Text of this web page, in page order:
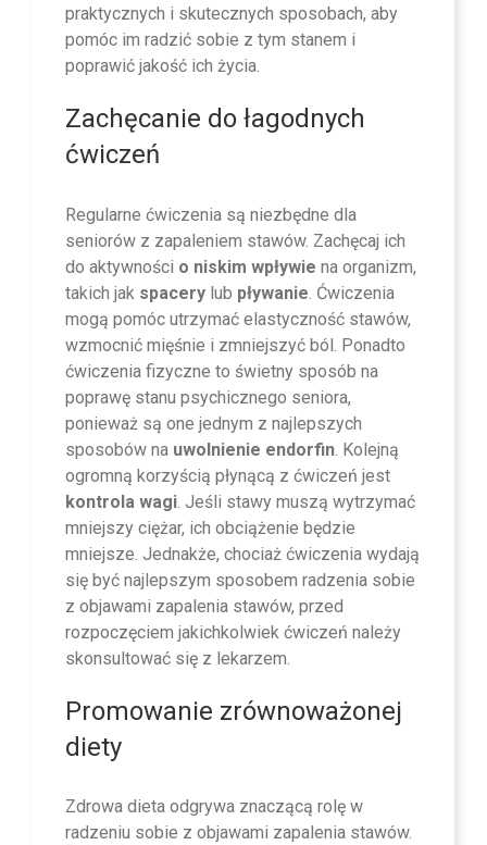
praktycznych i skutecznych sposobach, aby
pomóc im radzić sobie z tym stanem i
poprawić jakość ich życia.
Zachęcanie do łagodnych
ćwiczeń
Regularne ćwiczenia są niezbędne dla
seniorów z zapaleniem stawów. Zachęcaj ich
do aktywności o niskim wpływie na organizm,
takich jak spacery lub pływanie . Ćwiczenia
mogą pomóc utrzymać elastyczność stawów,
wzmocnić mięśnie i zmniejszyć ból. Ponadto
ćwiczenia fizyczne to świetny sposób na
poprawę stanu psychicznego seniora,
ponieważ są one jednym z najlepszych
sposobów na uwolnienie endorfin . Kolejną
ogromną korzyścią płynącą z ćwiczeń jest
kontrola wagi . Jeśli stawy muszą wytrzymać
mniejszy ciężar, ich obciążenie będzie
mniejsze. Jednakże, chociaż ćwiczenia wydają
się być najlepszym sposobem radzenia sobie
z objawami zapalenia stawów, przed
rozpoczęciem jakichkolwiek ćwiczeń należy
skonsultować się z lekarzem.
Promowanie zrównoważonej
diety
Zdrowa dieta odgrywa znaczącą rolę w
radzeniu sobie z objawami zapalenia stawów.